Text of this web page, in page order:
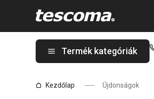
Termék kategóriák
Kezdőlap Újdonságok